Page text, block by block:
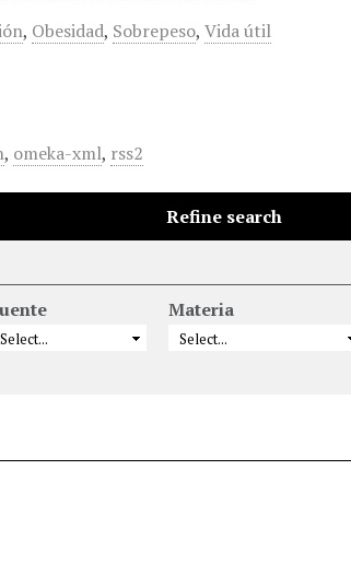
, Obesidad, Sobrepeso,Vida útil
, omeka-xml, rss2
Refine search
Materia